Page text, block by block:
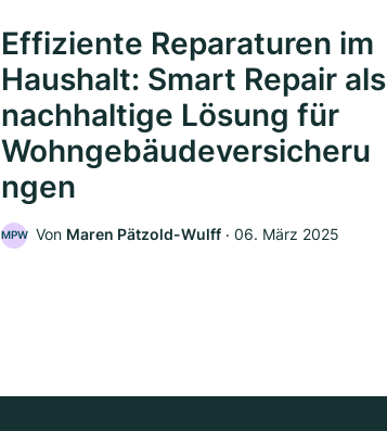
Effiziente Reparaturen im
Haushalt: Smart Repair als
nachhaltige Lösung für
Wohngebäudeversicheru
ngen
MPW Von Maren Pätzold-Wulff ‧ 06. März 2025